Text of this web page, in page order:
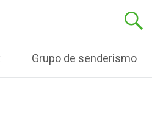
Grupo de senderismo